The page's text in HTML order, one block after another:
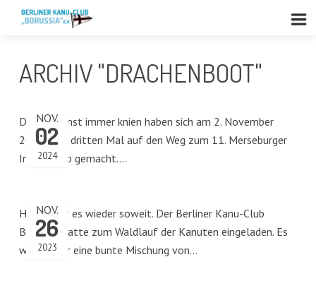
ARCHIV "DRACHENBOOT"
NOV.
02
2024
Die, die sonst immer knien haben sich am 2. November
2024 zum dritten Mal auf den Weg zum 11. Merseburger
Indoor-Cup gemacht.…
NOV.
26
2023
Heute war es wieder soweit. Der Berliner Kanu-Club
Borussia hatte zum Waldlauf der Kanuten eingeladen. Es
war wieder eine bunte Mischung von…